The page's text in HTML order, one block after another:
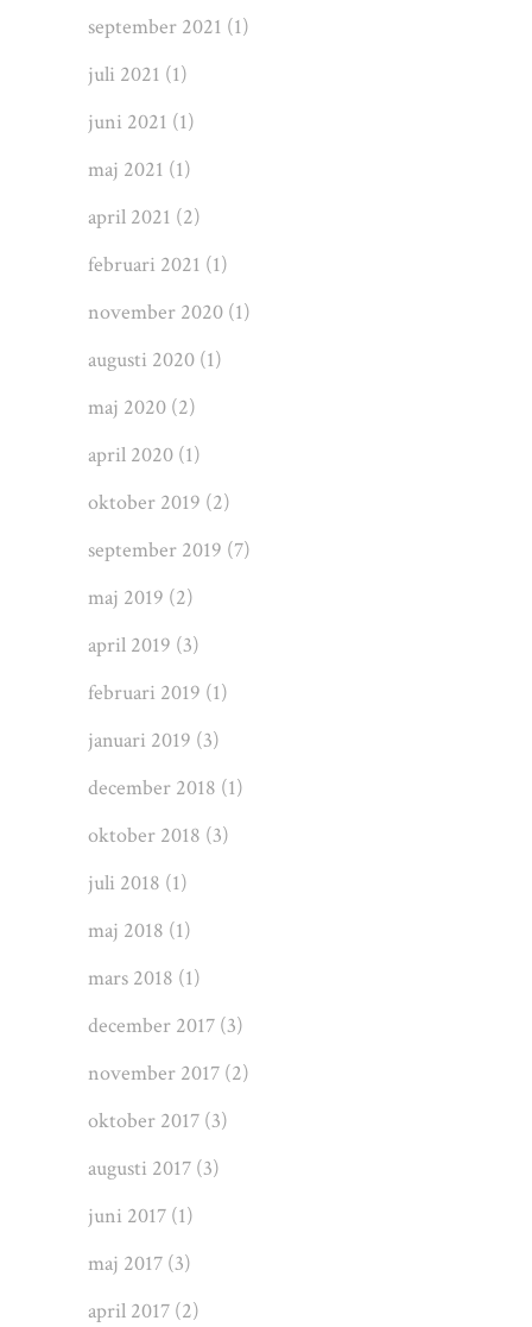
september 2021 (1)
juli 2021 (1)
juni 2021 (1)
maj 2021 (1)
april 2021 (2)
februari 2021 (1)
november 2020 (1)
augusti 2020 (1)
maj 2020 (2)
april 2020 (1)
oktober 2019 (2)
september 2019 (7)
maj 2019 (2)
april 2019 (3)
februari 2019 (1)
januari 2019 (3)
december 2018 (1)
oktober 2018 (3)
juli 2018 (1)
maj 2018 (1)
mars 2018 (1)
december 2017 (3)
november 2017 (2)
oktober 2017 (3)
augusti 2017 (3)
juni 2017 (1)
maj 2017 (3)
april 2017 (2)